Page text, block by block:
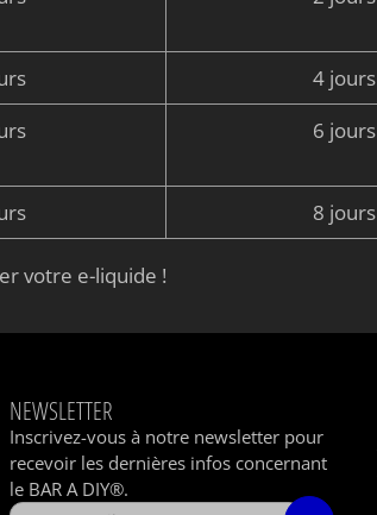
4 jours
6 jours
8 jours
votre e-liquide !
NEWSLETTER
Inscrivez-vous à notre newsletter pour
recevoir les dernières infos concernant
le BAR A DIY®.